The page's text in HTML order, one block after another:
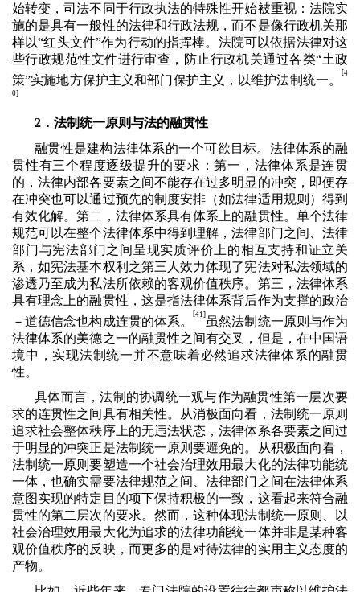
始转变，司法不同于行政执法的特殊性开始被重视：法院实
施的是具有一般性的法律和行政法规，而不是像行政机关那
样以“红头文件”作为行动的指挥棒。法院可以依据法律对这
些行政规范性文件进行审查，防止行政机关通过各类“土政
策”实施地方保护主义和部门保护主义，以维护法制统一。
[4
0]
2．法制统一原则与法的融贯性
融贯性是建构法律体系的一个可欲目标。法律体系的融
贯性有三个程度逐级提升的要求：第一，法律体系是连贯
的，法律内部各要素之间不能存在过多明显的冲突，即便存
在冲突也可以通过预先的制度安排（如法律适用规则）得到
有效化解。第二，法律体系具有体系上的融贯性。单个法律
规范可以在整个法律体系中得到理解，法律部门之间、法律
部门与宪法部门之间呈现实质评价上的相互支持和证立关
系，如宪法基本权利之第三人效力体现了宪法对私法领域的
渗透乃至成为私法所依赖的客观价值秩序。第三，法律体系
具有理念上的融贯性，这是指法律体系背后作为支撑的政治
－道德信念也构成连贯的体系。
[41] 虽然法制统一原则与作为
法律体系的美德之一的融贯性之间有交叉，但是，在中国语
境中，实现法制统一并不意味着必然追求法律体系的融贯
性。
具体而言，法制的协调统一观与作为融贯性第一层次要
求的连贯性之间具有相关性。从消极面向看，法制统一原则
追求社会整体秩序上的无违法状态，法律体系各要素之间过
于明显的冲突正是法制统一原则要避免的。从积极面向看，
法制统一原则要塑造一个社会治理效用最大化的法律功能统
一体，也确实需要法律规范之间、法律部门之间在法律体系
意图实现的特定目的项下保持积极的一致，这看起来符合融
贯性的第二层次的要求。然而，这种体现法制统一原则、以
社会治理效用最大化为追求的法律功能统一体并非是某种客
观价值秩序的反映，而更多的是对待法律的实用主义态度的
产物。